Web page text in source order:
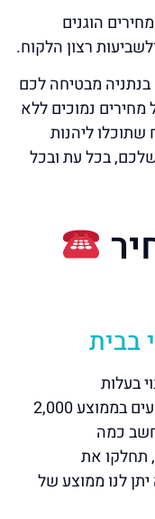
הוגנים
רצון הלקוח.
מבטיחה לכם
מחירים נמוכים ללא
ליהנות
בכל עת ובכל
בבית
בעלות
הקילוואט-שעה. נניח שאתם נוסעים בממוצע 2,000
כמה
תחלקו את
הממוצע ב-5.5, וזה יתן לנו ממוצע של